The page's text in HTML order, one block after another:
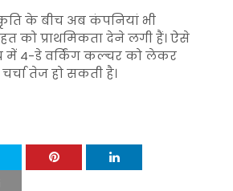
के बीच अब कंपनियां भी
को प्राथमिकता देने लगी हैं। ऐसे
4-डे वर्किंग कल्चर को लेकर
तेज हो सकती है।